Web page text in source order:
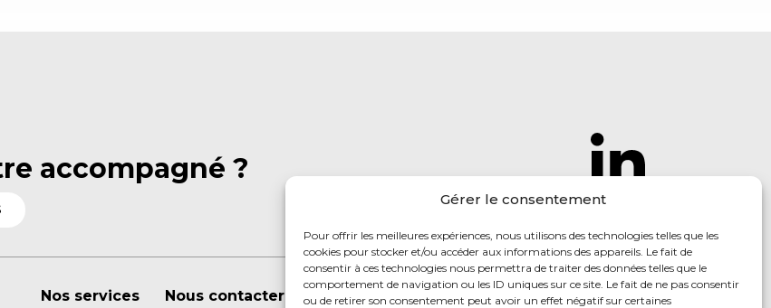
Gérer le consentement
Pour offrir les meilleures expériences, nous utilisons des technologies telles que les
cookies pour stocker et/ou accéder aux informations des appareils. Le fait de
consentir à ces technologies nous permettra de traiter des données telles que le
comportement de navigation ou les ID uniques sur ce site. Le fait de ne pas consentir
ou de retirer son consentement peut avoir un effet négatif sur certaines
accompagné ?
Nos services
Nous contacter
retrouver nos
dernières actus